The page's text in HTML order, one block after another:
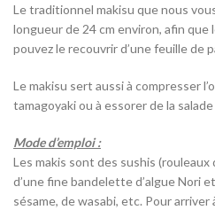
Le traditionnel makisu que nous
longueur de 24 cm environ, afin que
pouvez le recouvrir d’une feuille de
Le makisu sert aussi à compresser
tamagoyaki ou à essorer de la
Mode d’emploi :
Les makis sont des sushis
d’une fine bandelette d’algue Nori
sésame, de wasabi, etc. Pour